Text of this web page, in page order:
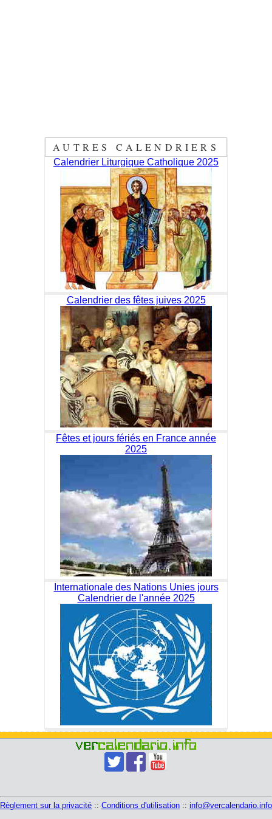
AUTRES CALENDRIERS
Calendrier Liturgique Catholique 2025
Calendrier des fêtes juives 2025
Fêtes et jours fériés en France année
2025
Internationale des Nations Unies jours
Calendrier de l'année 2025
Règlement sur la privacité :: Conditions d'utilisation :: info@vercalendario.info